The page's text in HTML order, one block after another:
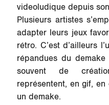
videoludique depuis
Plusieurs artistes
adapter leurs jeux
rétro. C’est d’ailleurs
répandues du
souvent de
représentent, en gif,
un demake.